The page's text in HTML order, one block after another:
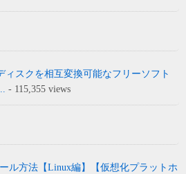
ィスクを相互変換可能なフリーソフト
- 115,355 views
ル方法【Linux編】【仮想化プラットホ